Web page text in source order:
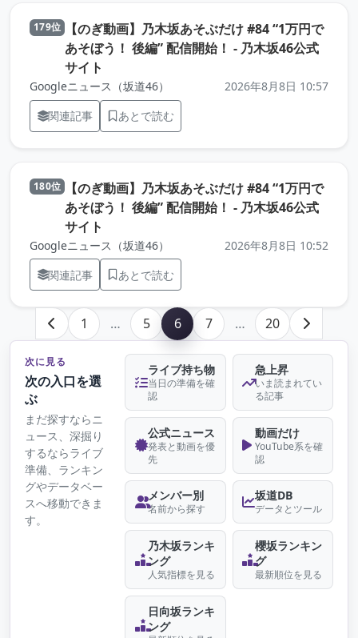
179位
【のぎ動画】乃木坂あそぶだけ #84 “1万円で
あそぼう！ 後編” 配信開始！ - 乃木坂46公式
サイト
Googleニュース（坂道46）
2026年8月8日 10:57
関連記事
あとで読む
180位
【のぎ動画】乃木坂あそぶだけ #84 “1万円で
あそぼう！ 後編” 配信開始！ - 乃木坂46公式
サイト
Googleニュース（坂道46）
2026年8月8日 10:52
関連記事
あとで読む
1 … 5 6 7 … 20
次に見る
次の入口を選
ぶ
まだ探すならニ
ュース、深掘り
するならライブ
準備、ランキン
グやデータベー
スへ移動できま
す。
ライブ持ち物
当日の準備を確
認
急上昇
いま読まれてい
る記事
公式ニュース
発表と動画を優
先
動画だけ
YouTube系を確
認
メンバー別
名前から探す
坂道DB
データとツール
乃木坂ランキ
ング
人気指標を見る
櫻坂ランキン
グ
最新順位を見る
日向坂ランキ
ング